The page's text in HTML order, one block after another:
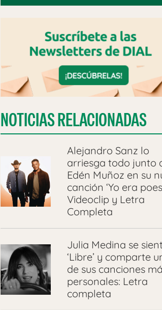
NOTICIAS RELACIONADAS
Alejandro Sanz lo
arriesga todo junto
Edén Muñoz en su
canción ‘Yo era
Videoclip y Letra
Completa
Julia Medina se
‘Libre’ y comparte
de sus canciones
personales: Letra
completa